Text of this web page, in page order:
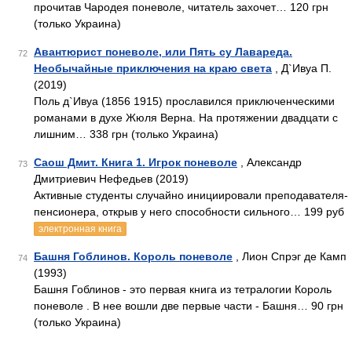
прочитав Чародея поневоле, читатель захочет… 120 грн
(только Украина)
72
Авантюрист поневоле, или Пять су Лавареда.
Необычайные приключения на краю света , Д`Ивуа П.
(2019)
Поль д`Ивуа (1856 1915) прославился приключенческими
романами в духе Жюля Верна. На протяжении двадцати с
лишним… 338 грн (только Украина)
73 Саош Дмит. Книга 1. Игрок поневоле , Александр
Дмитриевич Нефедьев (2019)
Активные студенты случайно инициировали преподавателя-
пенсионера, открыв у него способности сильного… 199 руб
электронная книга
74 Башня Гоблинов. Король поневоле , Лион Спрэг де Камп
(1993)
Башня Гоблинов - это первая книга из тетралогии Король
поневоле . В нее вошли две первые части - Башня… 90 грн
(только Украина)